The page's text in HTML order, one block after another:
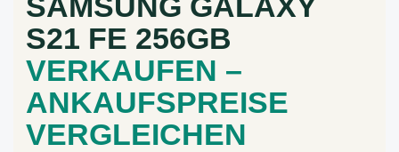
S21 FE 256GB
VERKAUFEN –
ANKAUFSPREISE
VERGLEICHEN